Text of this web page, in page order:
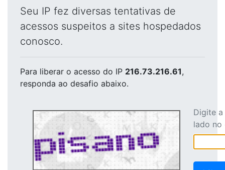
Seu IP fez diversas tentativas de
acessos suspeitos a sites hospedados
conosco.
Para liberar o acesso do IP 216.73.216.61,
responda ao desafio abaixo.
Digite
lado no